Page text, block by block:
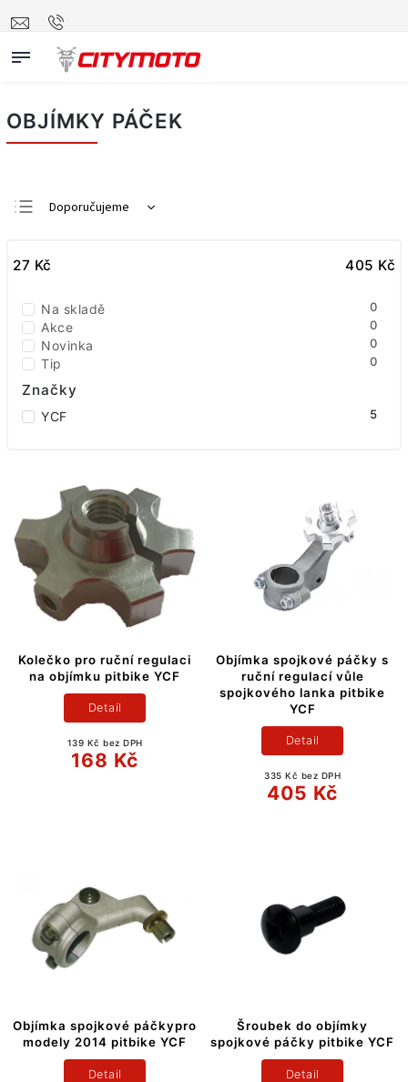
OBJÍMKY PÁČEK
Doporučujeme
Nejdražší
Abecedně
27 Kč 405 Kč
Na skladě 0
Akce 0
Novinka 0
Tip 0
Značky
YCF 5
Kolečko pro ruční regulaci
na objímku pitbike YCF
139 Kč bez DPH
168 Kč
Detail
Objímka spojkové páčky s
ruční regulací vůle
spojkového lanka pitbike
YCF
335 Kč bez DPH
405 Kč
Detail
Objímka spojkové páčkypro
modely 2014 pitbike YCF
Detail
Šroubek do objímky
spojkové páčky pitbike YCF
Detail